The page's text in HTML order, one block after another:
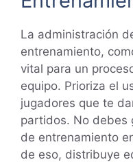
La administración
entrenamiento,
vital para un
equipo. Prioriza el
jugadores que te
partidos. No debes
de entrenamiento
de eso, distribuye